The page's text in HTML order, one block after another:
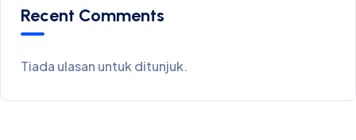
Recent Comments
Tiada ulasan untuk ditunjuk.